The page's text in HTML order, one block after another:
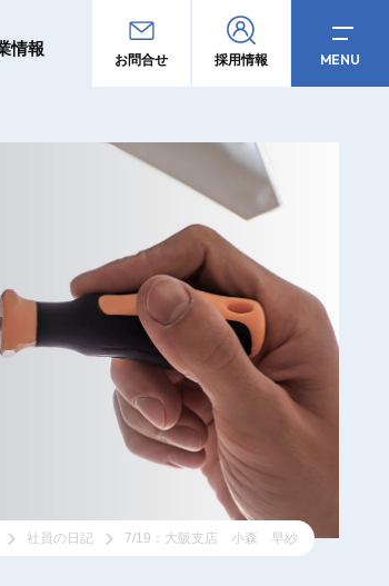
情報
お問合せ 採用情報 MENU
社員の日記 7/19：大阪支店 小森 早紗